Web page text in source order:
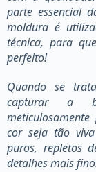
parte essencial
moldura é
técnica, para
perfeito!
Quando se
capturar a
cor seja tão
puros, repletos
detalhes mais